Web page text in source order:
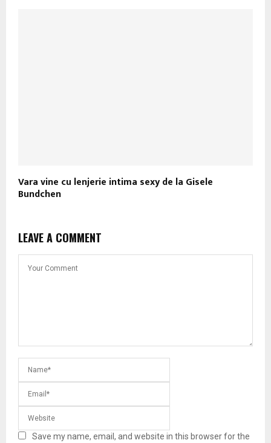
Vara vine cu lenjerie intima sexy de la Gisele
Bundchen
LEAVE A COMMENT
Save my name, email, and website in this browser for the